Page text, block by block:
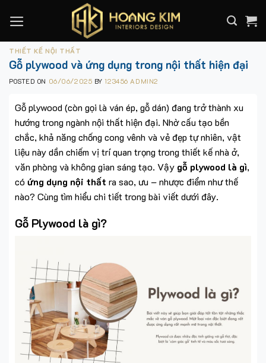
THIẾT KẾ NỘI THẤT
Gỗ plywood và ứng dụng trong nội thất hiện đại
POSTED ON 06/06/2025 BY123456 ADMIN2
Gỗ plywood (còn gọi là ván ép, gỗ dán) đang trở thành xu
hướng trong ngành nội thất hiện đại. Nhờ cấu tạo bền
chắc, khả năng chống cong vênh và vẻ đẹp tự nhiên, vật
liệu này dần chiếm vị trí quan trọng trong thiết kế nhà ở,
văn phòng và không gian sáng tạo. Vậy gỗ plywood là gì,
có ứng dụng nội thất ra sao, ưu – nhược điểm như thế
nào? Cùng tìm hiểu chi tiết trong bài viết dưới đây.
Gỗ Plywood là gì?